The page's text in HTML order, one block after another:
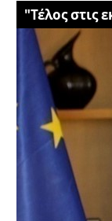
"Τέλος στις